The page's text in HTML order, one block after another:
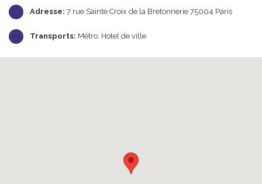
Adresse: 7 rue Sainte Croix de la Bretonnerie 75004 Paris
Transports: Métro: Hotel de ville